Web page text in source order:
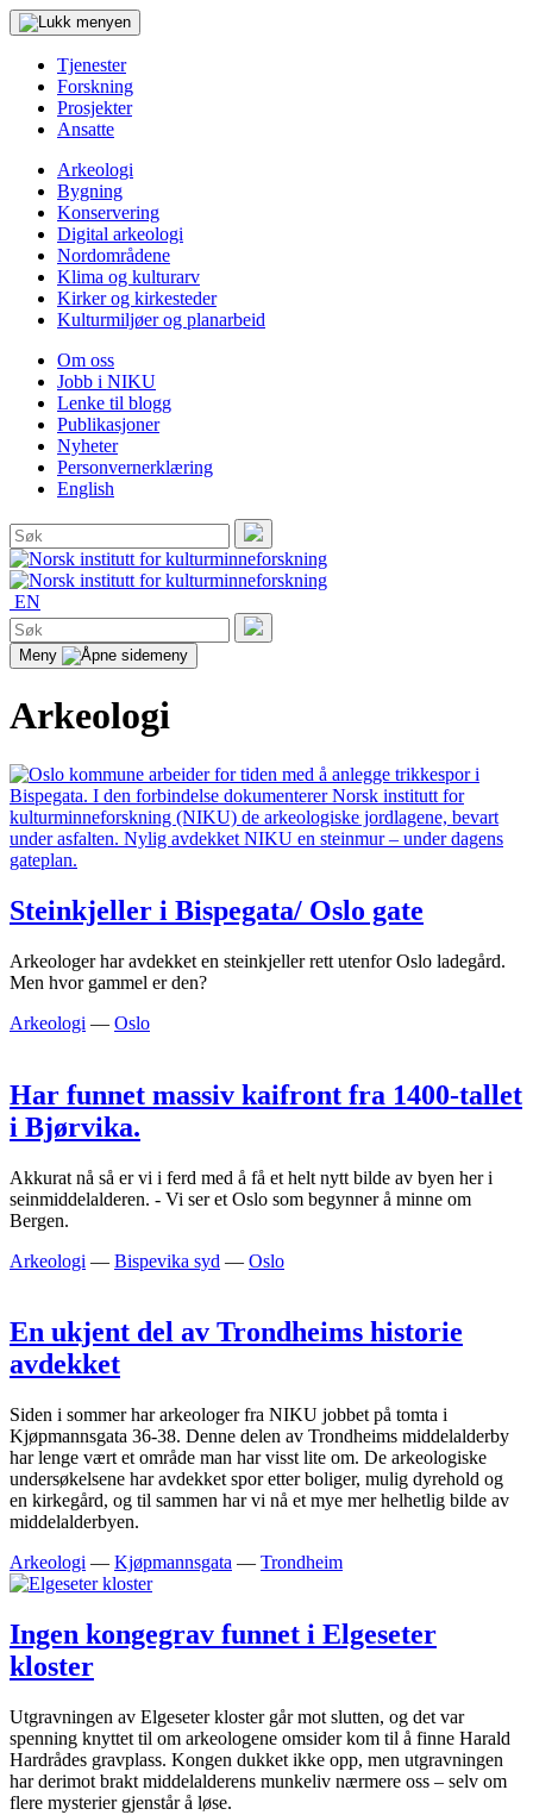
Tjenester
Forskning
Prosjekter
Ansatte
Arkeologi
Bygning
Konservering
Digital arkeologi
Nordområdene
Klima og kulturarv
Kirker og kirkesteder
Kulturmiljøer og planarbeid
Om oss
Jobb i NIKU
Lenke til blogg
Publikasjoner
Nyheter
Personvernerklæring
English
Søk
etter:
Søk
EN
Søk
etter:
Søk
Meny
Arkeologi
Steinkjeller i Bispegata/ Oslo gate
Arkeologer har avdekket en steinkjeller rett utenfor Oslo ladegård.
Men hvor gammel er den?
Arkeologi — Oslo
Har funnet massiv kaifront fra 1400-tallet
i Bjørvika.
Akkurat nå så er vi i ferd med å få et helt nytt bilde av byen her i
seinmiddelalderen. - Vi ser et Oslo som begynner å minne om
Bergen.
Arkeologi — Bispevika syd — Oslo
En ukjent del av Trondheims historie
avdekket
Siden i sommer har arkeologer fra NIKU jobbet på tomta i
Kjøpmannsgata 36-38. Denne delen av Trondheims middelalderby
har lenge vært et område man har visst lite om. De arkeologiske
undersøkelsene har avdekket spor etter boliger, mulig dyrehold og
en kirkegård, og til sammen har vi nå et mye mer helhetlig bilde av
middelalderbyen.
Arkeologi — Kjøpmannsgata — Trondheim
Ingen kongegrav funnet i Elgeseter
kloster
Utgravningen av Elgeseter kloster går mot slutten, og det var
spenning knyttet til om arkeologene omsider kom til å finne Harald
Hardrådes gravplass. Kongen dukket ikke opp, men utgravningen
har derimot brakt middelalderens munkeliv nærmere oss – selv om
flere mysterier gjenstår å løse.